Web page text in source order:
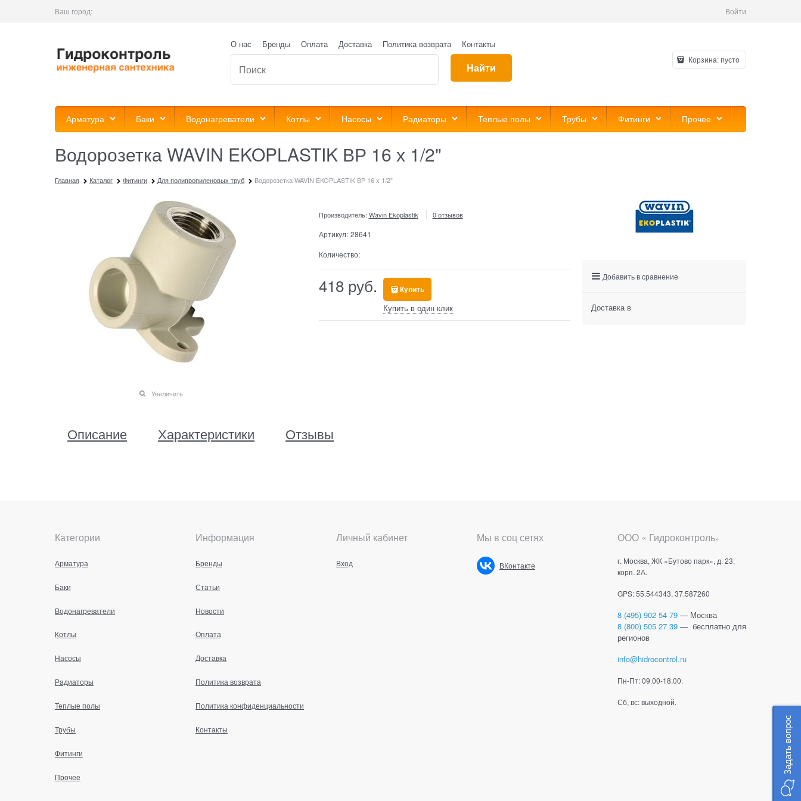
Ваш город: Войти
О нас Бренды Оплата Доставка Политика возврата Контакты
Найти
Корзина:пусто
Арматура Баки Водонагреватели Котлы Насосы Радиаторы Теплые полы Трубы Фитинги Прочее
Водорозетка WAVIN EKOPLASTIK ВР 16 х 1/2"
Главная Каталог Фитинги Для полипропиленовых труб Водорозетка WAVIN EKOPLASTIK ВР 16 х 1/2"
Увеличить
Производитель: Wavin Ekoplastik 0 отзывов
Артикул: 28641
Количество:
418 руб. Купить
Купить в один клик
Описание Характеристики Отзывы
Добавить в сравнение
Доставка в
Категории
Арматура
Баки
Водонагреватели
Котлы
Насосы
Радиаторы
Теплые полы
Трубы
Фитинги
Прочее
Информация
Бренды
Статьи
Новости
Оплата
Доставка
Политика возврата
Политика конфиденциальности
Контакты
Личный кабинет
Вход
Мы в соц сетях
ВКонтакте
ООО « Гидроконтроль»
г. Москва, ЖК «Бутово парк», д. 23,
корп. 2А.
GPS: 55.544343, 37.587260
8 (495) 902 54 79 — Москва
8 (800) 505 27 39 — бесплатно для
регионов
info@hidrocontrol.ru
Пн-Пт: 09.00-18.00.
Сб, вс: выходной.
Задать вопрос